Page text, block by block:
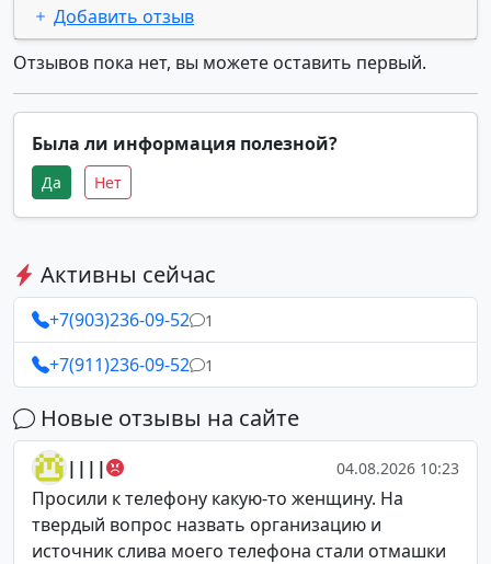
Добавить отзыв
Отзывов пока нет, вы можете оставить первый.
Была ли информация полезной?
Да Нет
Активны сейчас
+7(903)236-09-52 1
+7(911)236-09-52 1
Новые отзывы на сайте
|||| 04.08.2026 10:23
Просили к телефону какую-то женщину. На
твердый вопрос назвать организацию и
источник слива моего телефона стали отмашки